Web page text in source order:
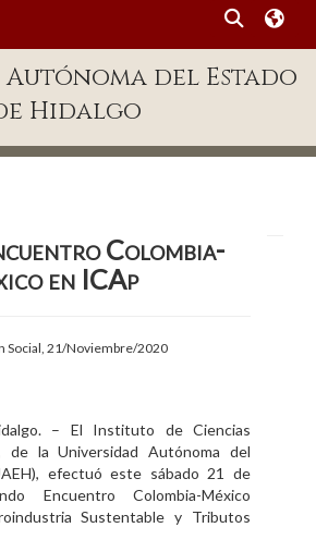
del Estado
Hidalgo
Colombia-
en ICAp
Social, 21/Noviembre/2020
– El Instituto de Ciencias
de la Universidad Autónoma del
efectuó este sábado 21 de
Encuentro Colombia-México
Sustentable y Tributos